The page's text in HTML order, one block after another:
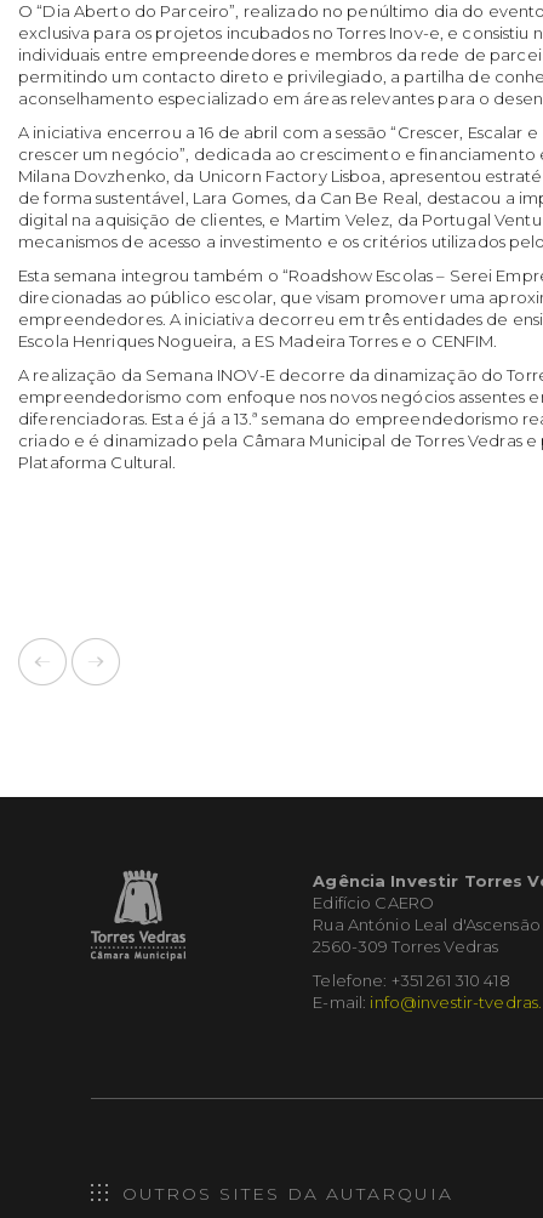
O “Dia Aberto do Parceiro”, realizado no penúltimo dia do
exclusiva para os projetos incubados no Torres Inov-e, e consistiu
individuais entre empreendedores e membros da rede de
permitindo um contacto direto e privilegiado, a partilha de
aconselhamento especializado em áreas relevantes para o
A iniciativa encerrou a 16 de abril com a sessão “Crescer, Escalar
crescer um negócio”, dedicada ao crescimento e financiamento
Milana Dovzhenko, da Unicorn Factory Lisboa, apresentou
de forma sustentável, Lara Gomes, da Can Be Real, destacou a
digital na aquisição de clientes, e Martim Velez, da Portugal
mecanismos de acesso a investimento e os critérios utilizados
Esta semana integrou também o “Roadshow Escolas – Serei
direcionadas ao público escolar, que visam promover uma
empreendedores. A iniciativa decorreu em três entidades de
Escola Henriques Nogueira, a ES Madeira Torres e o CENFIM.
A realização da Semana INOV-E decorre da dinamização do
empreendedorismo com enfoque nos novos negócios assentes
diferenciadoras. Esta é já a 13.ª semana do empreendedorismo
criado e é dinamizado pela Câmara Municipal de Torres Vedras e
Plataforma Cultural.
Agência Investir Torres
Edifício CAERO
Rua António Leal d'Ascensão
2560-309 Torres Vedras
Telefone: +351 261 310 418
E-mail: info@investir-
OUTROS SITES DA AUTARQUIA